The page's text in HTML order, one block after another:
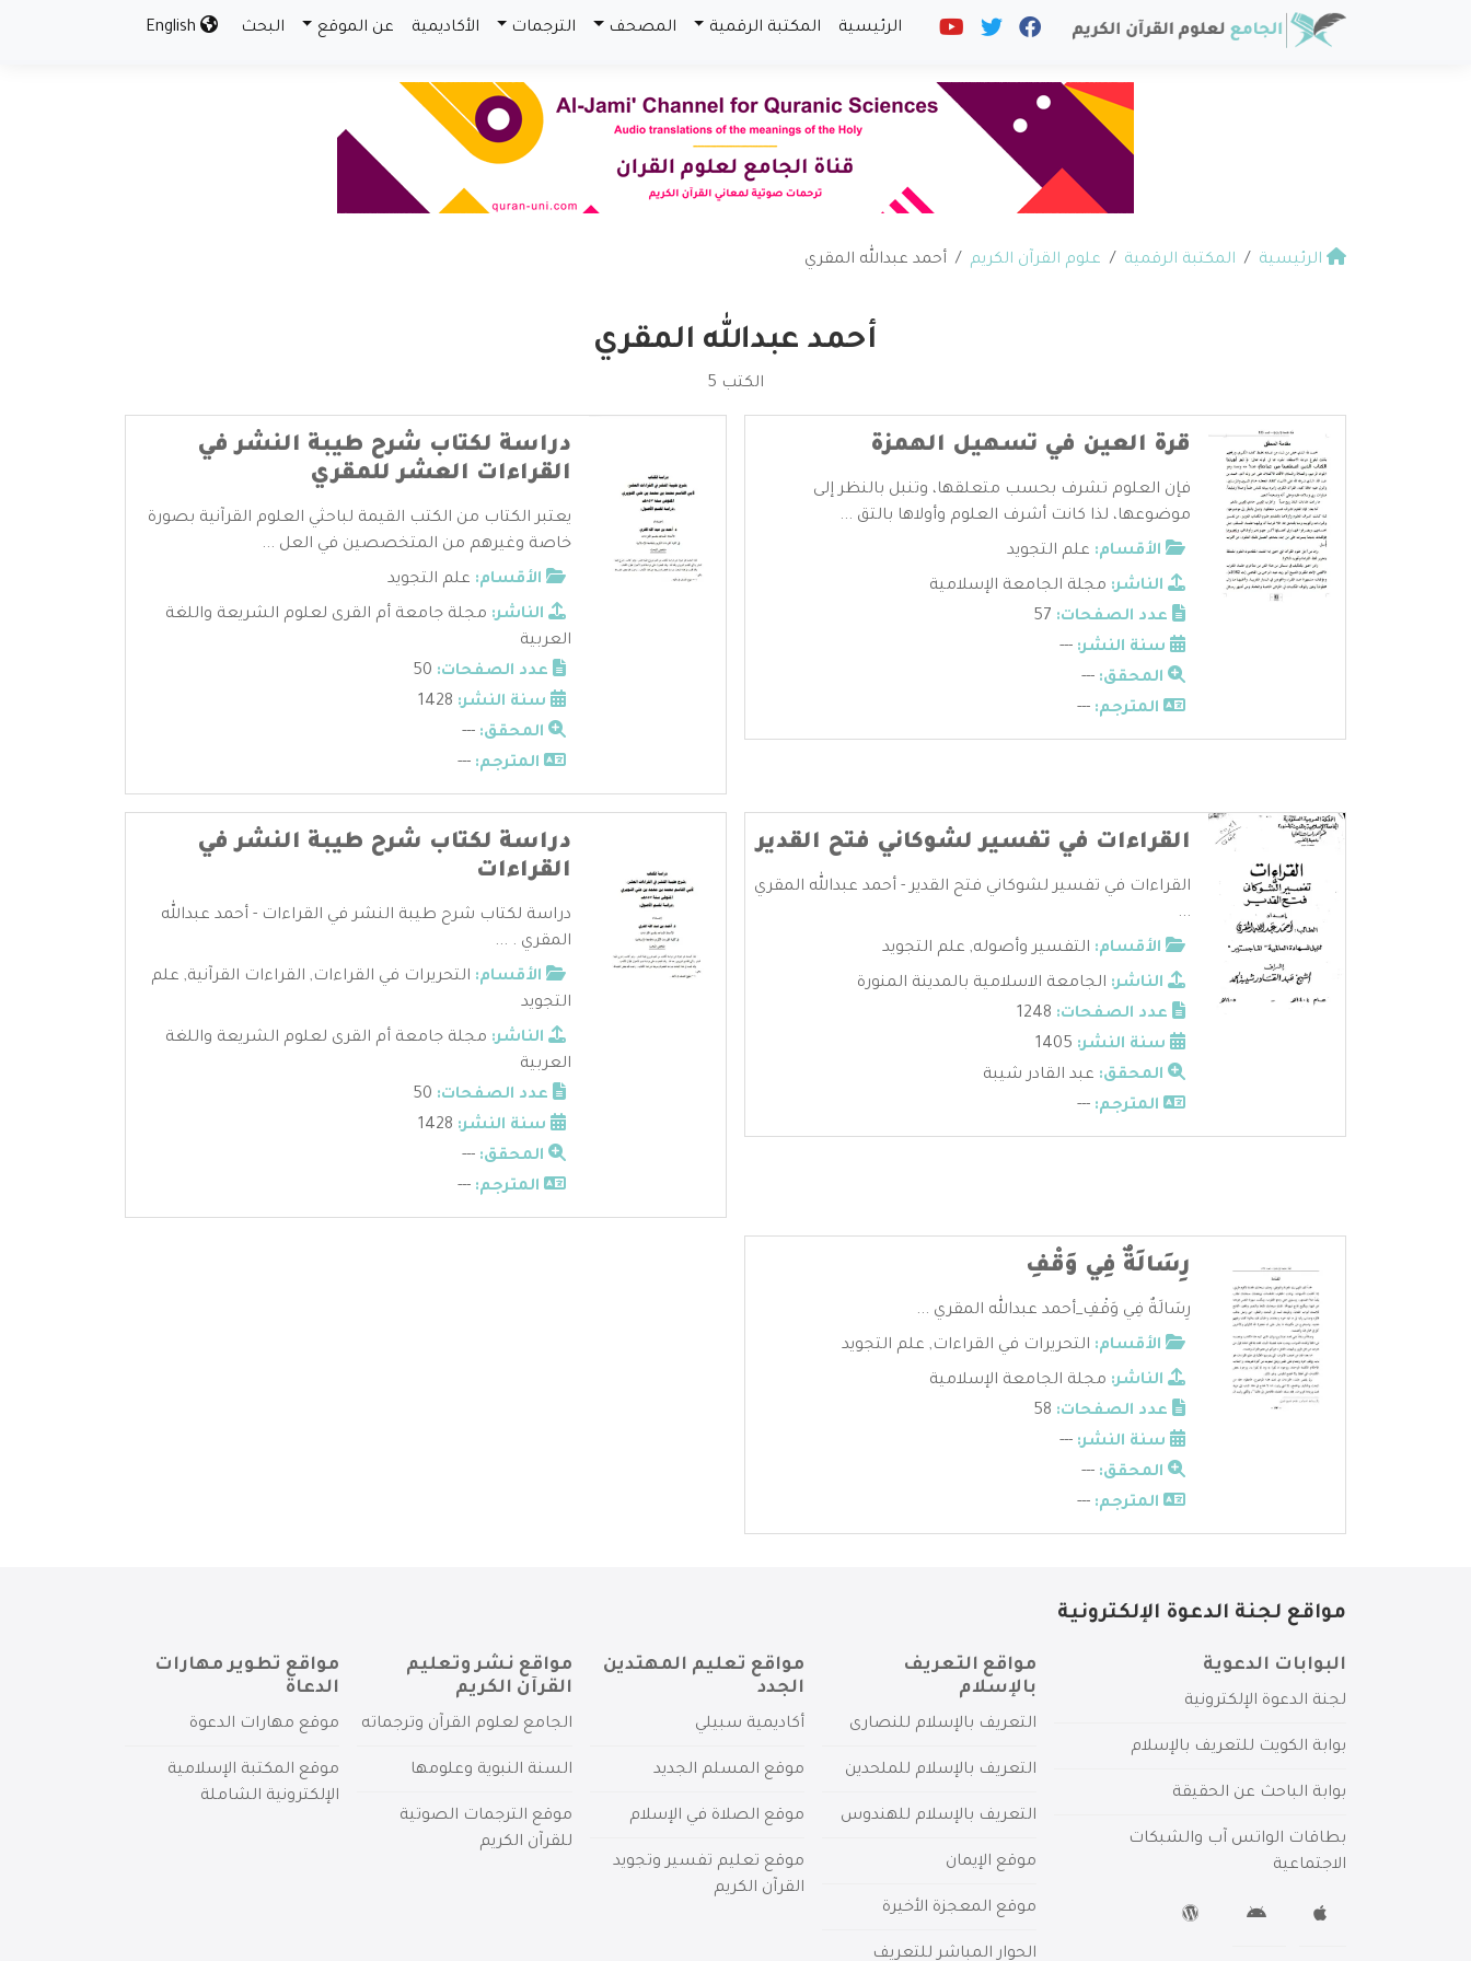
الرئيسية المكتبة الرقمية المصحف الترجمات الأكاديمية عن الموقع البحث
الرئيسية المكتبة الرقمية علوم القرآن الكريم أحمد عبدالله المقري
أحمد عبدالله المقري
الكتب 5
قرة العين في تسهيل الهمزة
فإن العلوم تشرف بحسب متعلقها، وتنبل بالنظر إلى
موضوعها، لذا كانت أشرف العلوم وأولاها بالتق ...
الأقسام: علم التجويد
الناشر: مجلة الجامعة الإسلامية
عدد الصفحات:
سنة النشر: ---
المحقق: ---
المترجم: ---
دراسة لكتاب شرح طيبة النشر في
القراءات العشر للمقري
يعتبر الكتاب من الكتب القيمة لباحثي العلوم القرآنية بصورة
خاصة وغيرهم من المتخصصين في العل ...
الأقسام: علم التجويد
الناشر: مجلة جامعة أم القرى لعلوم الشريعة واللغة
العربية
عدد الصفحات:
سنة النشر:
المحقق: ---
المترجم: ---
القراءات في تفسير لشوكاني فتح القدير
القراءات في تفسير لشوكاني فتح القدير - أحمد عبدالله المقري
...
الأقسام: التفسير وأصوله, علم التجويد
الناشر: الجامعة الاسلامية بالمدينة المنورة
عدد الصفحات:
سنة النشر:
المحقق: عبد القادر شيبة
المترجم: ---
دراسة لكتاب شرح طيبة النشر في
القراءات
دراسة لكتاب شرح طيبة النشر في القراءات - أحمد عبدالله
المقري . ...
الأقسام: التحريرات في القراءات, القراءات القرآنية, علم
التجويد
الناشر: مجلة جامعة أم القرى لعلوم الشريعة واللغة
العربية
عدد الصفحات:
سنة النشر:
المحقق: ---
المترجم: ---
رِسَالَةٌ فِي وَقْفِ
رِسَالَةٌ فِي وَقْفِ_أحمد عبدالله المقري ...
الأقسام: التحريرات في القراءات, علم التجويد
الناشر: مجلة الجامعة الإسلامية
عدد الصفحات:
سنة النشر: ---
المحقق: ---
المترجم: ---
مواقع لجنة الدعوة الإلكترونية
البوابات الدعوية
لجنة الدعوة الإلكترونية
بوابة الكويت للتعريف بالإسلام
بوابة الباحث عن الحقيقة
بطاقات الواتس آب والشبكات
الاجتماعية
مواقع التعريف
بالإسلام
التعريف بالإسلام للنصارى
التعريف بالإسلام للملحدين
التعريف بالإسلام للهندوس
موقع الإيمان
موقع المعجزة الأخيرة
الحوار المباشر للتعريف
مواقع تعليم المهتدين
الجدد
أكاديمية سبيلي
موقع المسلم الجديد
موقع الصلاة في الإسلام
موقع تعليم تفسير وتجويد
القرآن الكريم
مواقع نشر وتعليم
القرآن الكريم
الجامع لعلوم القرآن وترجماته
السنة النبوية وعلومها
موقع الترجمات الصوتية
للقرآن الكريم
مواقع تطوير مهارات
الدعاة
موقع مهارات الدعوة
موقع المكتبة الإسلامية
الإلكترونية الشاملة